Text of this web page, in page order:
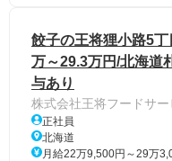
餃子の王将狸小路5
万～29.3万円/北海道
与あり
株式会社王将フードサー
正社員
北海道
月給22万9,500円～29万